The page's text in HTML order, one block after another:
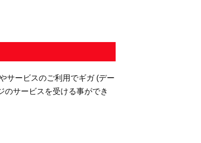
サービスのご利用でギガ (デー
のサービスを受ける事ができ